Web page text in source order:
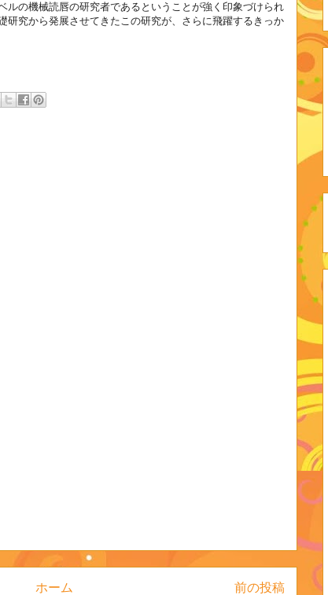
ルの機械読唇の研究者であるということが強く印象づけられ
究から発展させてきたこの研究が、 さらに飛躍するきっか
前の投稿
ホーム